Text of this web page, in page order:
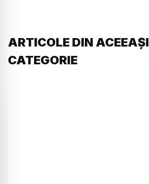
ARTICOLE DIN ACEEAȘI
CATEGORIE